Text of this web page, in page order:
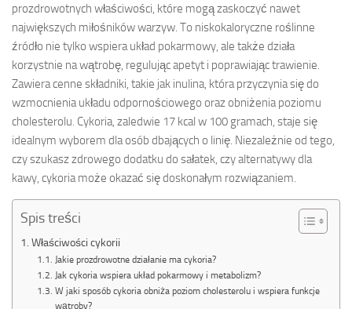
prozdrowotnych właściwości, które mogą zaskoczyć nawet
największych miłośników warzyw. To niskokaloryczne roślinne
źródło nie tylko wspiera układ pokarmowy, ale także działa
korzystnie na wątrobę, regulując apetyt i poprawiając trawienie.
Zawiera cenne składniki, takie jak inulina, która przyczynia się do
wzmocnienia układu odpornościowego oraz obniżenia poziomu
cholesterolu. Cykoria, zaledwie 17 kcal w 100 gramach, staje się
idealnym wyborem dla osób dbających o linię. Niezależnie od tego,
czy szukasz zdrowego dodatku do sałatek, czy alternatywy dla
kawy, cykoria może okazać się doskonałym rozwiązaniem.
Spis treści
Właściwości cykorii
Jakie prozdrowotne działanie ma cykoria?
Jak cykoria wspiera układ pokarmowy i metabolizm?
W jaki sposób cykoria obniża poziom cholesterolu i wspiera funkcje
wątroby?